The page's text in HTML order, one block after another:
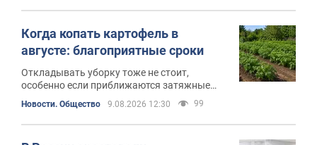
Когда копать картофель в
августе: благоприятные сроки
Откладывать уборку тоже не стоит,
особенно если приближаются затяжные
Новости. Общество 9.08.2026 12:30 99